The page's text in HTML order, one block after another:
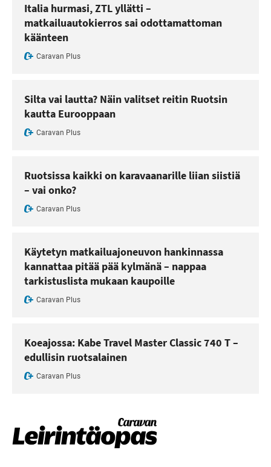
Italia hurmasi, ZTL yllätti –
matkailuautokierros sai odottamattoman
käänteen
Caravan Plus
Silta vai lautta? Näin valitset reitin Ruotsin
kautta Eurooppaan
Caravan Plus
Ruotsissa kaikki on karavaanarille liian siistiä
– vai onko?
Caravan Plus
Käytetyn matkailuajoneuvon hankinnassa
kannattaa pitää pää kylmänä – nappaa
tarkistuslista mukaan kaupoille
Caravan Plus
Koeajossa: Kabe Travel Master Classic 740 T –
edullisin ruotsalainen
Caravan Plus